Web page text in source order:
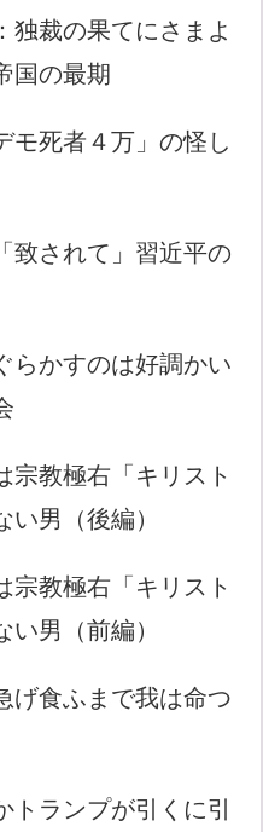
独裁の果てにさまよ
国の最期
モ死者４万」の怪し
致されて」習近平の
らかすのは好調かい
宗教極右「キリスト
男（後編）
宗教極右「キリスト
男（前編）
げ食ふまで我は命つ
ランプが引くに引